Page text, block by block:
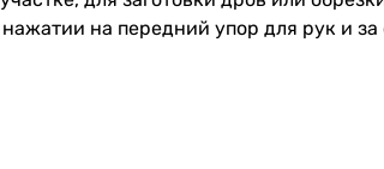
на передний упор для рук и